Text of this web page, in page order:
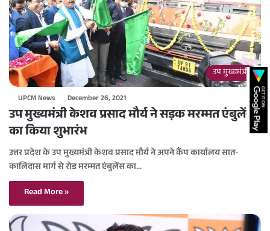
उप मुख्यमंत्री
UPCM News December 26, 2021
उप मुख्यमंत्री केशव प्रसाद मौर्य ने सड़क मरम्मत एंबुलेंस
का किया शुभारंभ
उत्तर प्रदेश के उप मुख्यमंत्री केशव प्रसाद मौर्य ने अपने कैंप कार्यालय सात-
कालिदास मार्ग से रोड मरम्मत एंबुलेंस का…
Read More »